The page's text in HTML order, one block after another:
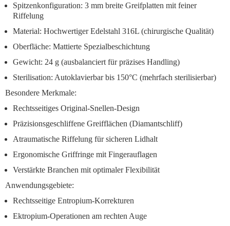
Spitzenkonfiguration: 3 mm breite Greifplatten mit feiner
Riffelung
Material: Hochwertiger Edelstahl 316L (chirurgische Qualität)
Oberfläche: Mattierte Spezialbeschichtung
Gewicht: 24 g (ausbalanciert für präzises Handling)
Sterilisation: Autoklavierbar bis 150°C (mehrfach sterilisierbar)
Besondere Merkmale:
Rechtsseitiges Original-Snellen-Design
Präzisionsgeschliffene Greifflächen (Diamantschliff)
Atraumatische Riffelung für sicheren Lidhalt
Ergonomische Griffringe mit Fingerauflagen
Verstärkte Branchen mit optimaler Flexibilität
Anwendungsgebiete:
Rechtsseitige Entropium-Korrekturen
Ektropium-Operationen am rechten Auge